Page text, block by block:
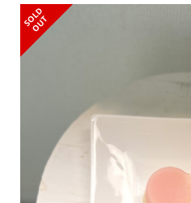
S
O
L
D
O
U
T